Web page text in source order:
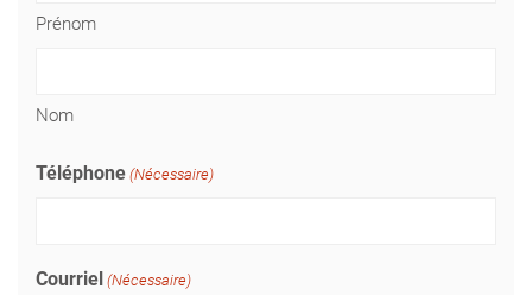
Prénom
Nom
Téléphone (Nécessaire)
Courriel (Nécessaire)